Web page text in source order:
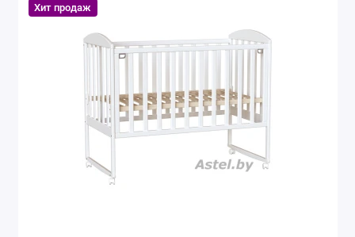
Хит продаж